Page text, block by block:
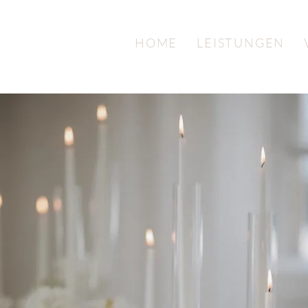
HOME LEISTUNGEN